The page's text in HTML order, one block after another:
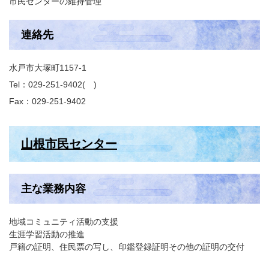
連絡先
水戸市大塚町1157-1
Tel：029-251-9402
Fax：029-251-9402
山根市民センター
主な業務内容
地域コミュニティ活動の支援
生涯学習活動の推進
戸籍の証明、住民票の写し、印鑑登録証明その他の証明の交付